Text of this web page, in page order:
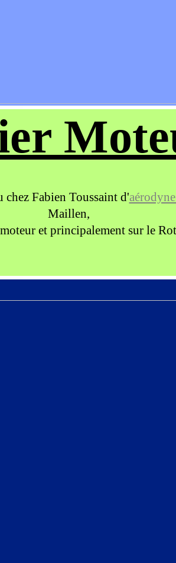
chez Fabien Toussaint d'
Maillen,
et principalement sur le